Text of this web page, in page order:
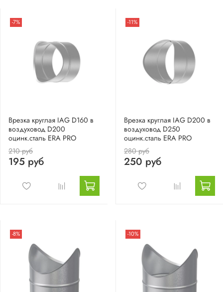
-7%
Врезка круглая IAG D160 в
воздуховод D200
оцинк.сталь ERA PRO
210 руб
195 руб
-11%
Врезка круглая IAG D200 в
воздуховод D250
оцинк.сталь ERA PRO
280 руб
250 руб
-8% -10%